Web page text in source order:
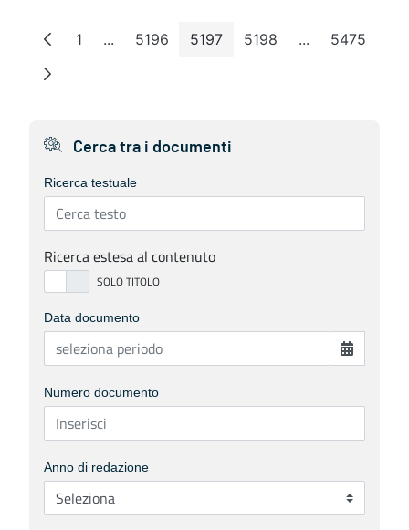
Pagina
1 ...Pagine intermedie
Pagina
5196 Pagina
5197 Pagina
5198 ...PaginePagina
5475
Cerca tra i documenti
Ricerca testuale
Ricerca estesa al contenuto
Data documento
Numero documento
Anno di redazione